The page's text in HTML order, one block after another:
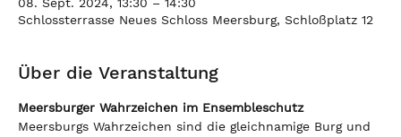
Schlossterrasse Neues Schloss Meersburg, Schloßplatz 12
Über die Veranstaltung
Meersburger Wahrzeichen im Ensembleschutz
Meersburgs Wahrzeichen sind die gleichnamige Burg und